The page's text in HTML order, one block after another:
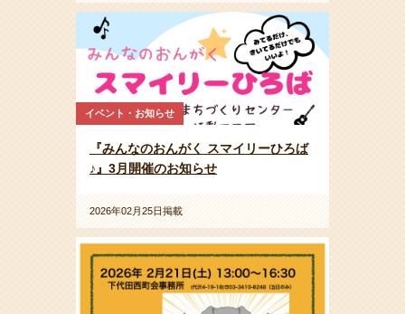
イベント・お知らせ
『みんなのおんがく スマイリーひろば
♪』3月開催のお知らせ
2026年02月25日掲載